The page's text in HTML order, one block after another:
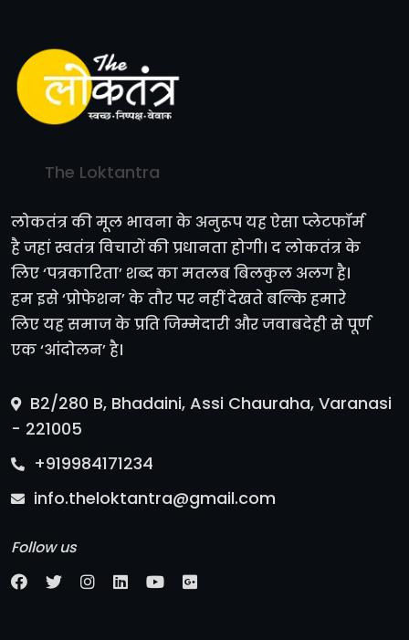
The Loktantra
लोकतंत्र की मूल भावना के अनुरूप यह ऐसा प्लेटफॉर्म
है जहां स्वतंत्र विचारों की प्रधानता होगी। द लोकतंत्र के
लिए ‘पत्रकारिता’ शब्द का मतलब बिलकुल अलग है।
हम इसे ‘प्रोफेशन’ के तौर पर नहीं देखते बल्कि हमारे
लिए यह समाज के प्रति जिम्मेदारी और जवाबदेही से पूर्ण
एक ‘आंदोलन’ है।
B2/280 B, Bhadaini, Assi Chauraha, Varanasi
- 221005
+919984171234
info.theloktantra@gmail.com
Follow us